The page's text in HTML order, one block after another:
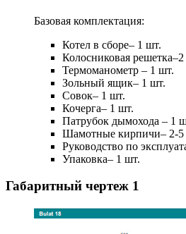
Базовая комплектация:
Котел в сборе– 1 шт.
Колосниковая
Термоманометр – 1 шт.
Зольный ящик– 1 шт.
Совок– 1 шт.
Кочерга– 1 шт.
Патрубок дымохода – 1
Шамотные кирпичи– 2-5
Руководство по
Упаковка– 1 шт.
Габаритный чертеж 1